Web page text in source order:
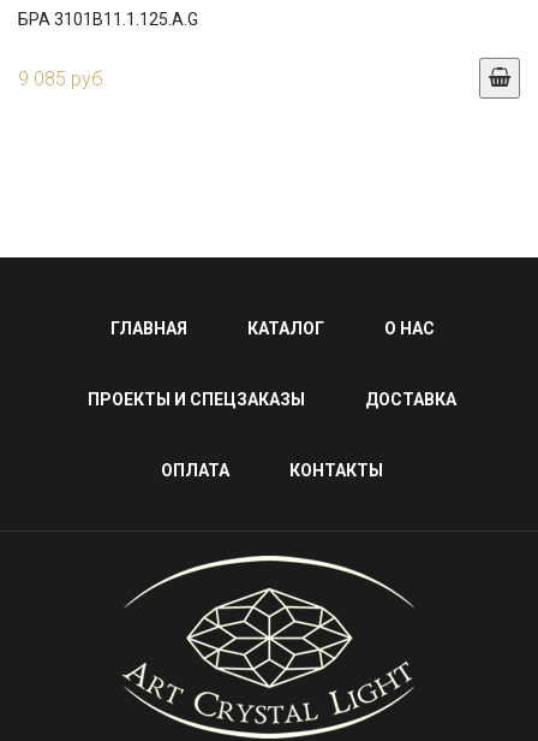
БРА 3101B11.1.125.A.G
9 085 руб.
ГЛАВНАЯ КАТАЛОГ О НАС
ПРОЕКТЫ И СПЕЦЗАКАЗЫ ДОСТАВКА
ОПЛАТА КОНТАКТЫ